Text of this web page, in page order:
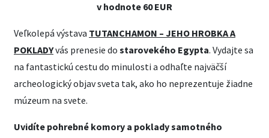
v hodnote 60 EUR
Veľkolepá výstava TUTANCHAMON – JEHO HROBKA A
POKLADYvás prenesie do starovekého Egypta. Vydajte sa
na fantastickú cestu do minulosti a odhaľte najväčší
archeologický objav sveta tak, ako ho neprezentuje žiadne
múzeum na svete.​
Uvidíte pohrebné komory a poklady samotného